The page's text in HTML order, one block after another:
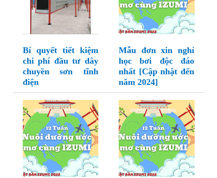
Bí quyết tiết kiệm
chi phí đầu tư dây
chuyền sơn tĩnh
điện
Mẫu đơn xin nghỉ
học bơi độc đáo
nhất [Cập nhật đến
năm 2024]